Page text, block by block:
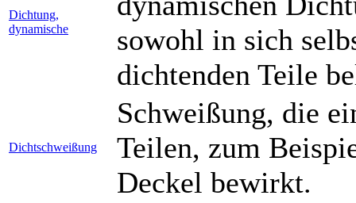
Dichtung,
dynamische
sowohl in sich
dichtenden Teile
Dichtschweißung
Schweißung, die
Teilen, zum
Deckel bewirkt.